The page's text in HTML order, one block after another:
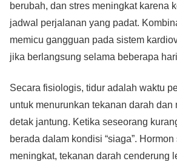
berubah, dan stres meningkat karena
jadwal perjalanan yang padat.
memicu gangguan pada sistem
jika berlangsung selama beberapa
Secara fisiologis, tidur adalah waktu
untuk menurunkan tekanan darah dan
detak jantung. Ketika seseorang
berada dalam kondisi “siaga”.
meningkat, tekanan darah cenderung